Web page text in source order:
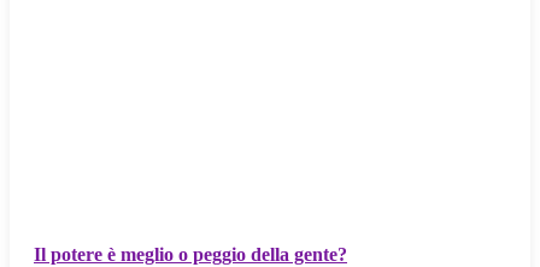
Il potere è meglio o peggio della gente?